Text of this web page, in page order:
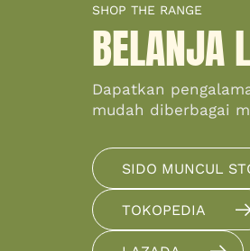
SHOP THE RANGE
BELANJA
Dapatkan
mudah diberbagai
SIDO MUNCUL
TOKOPEDIA